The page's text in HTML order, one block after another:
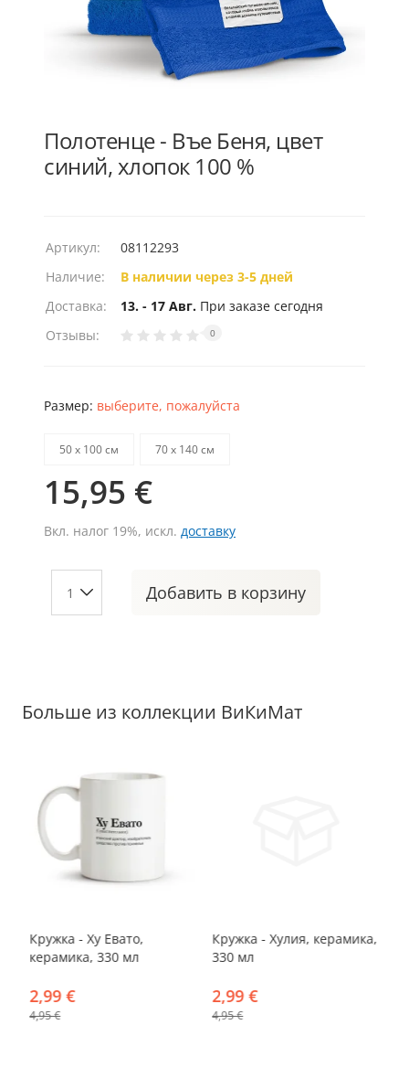
Полотенце - Въе Беня, цвет
синий, хлопок 100 %
Артикул:
08112293
Наличие:
В наличии через 3-5 дней
Доставка:
13. - 17 Авг. При заказе сегодня
Отзывы:
0
Размер: выберите, пожалуйста
50 х 100 см 70 х 140 см
15,95 €
Вкл. налог 19%, искл. доставку
Добавить в корзину
Больше из коллекции ВиКиМат
-40%
Кружка - Ху Евато,
керамика, 330 мл
2,99 €
4,95 €
-40%
Кружка - Хулия, керамика,
330 мл
2,99 €
4,95 €